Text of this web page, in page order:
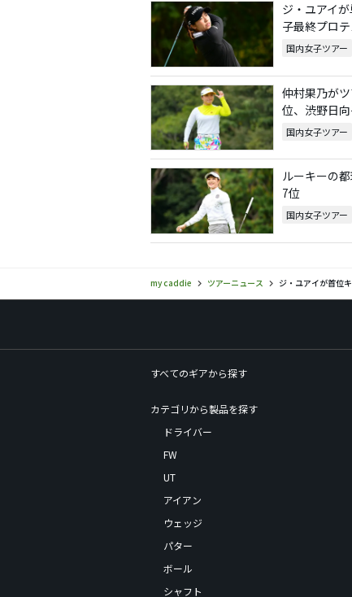
ジ・ユアイ
子最終プロ
国内女子ツアー
仲村果乃が
位、渋野日
国内女子ツアー
ルーキーの
7位
国内女子ツアー
my caddie ツアーニュース ジ・ユアイが首位
すべてのギアから探す
カテゴリから製品を探す
ドライバー
FW
UT
アイアン
ウェッジ
パター
ボール
シャフト